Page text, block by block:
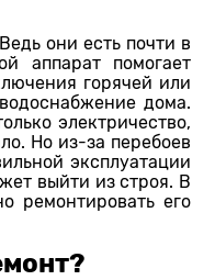
они есть почти в
аппарат помогает
горячей или
дома.
электричество,
Но из-за перебоев
эксплуатации
выйти из строя. В
ремонтировать его